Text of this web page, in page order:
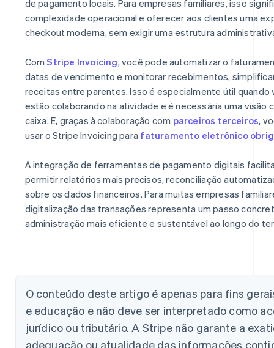
de pagamento locais. Para empresas familiares, isso
complexidade operacional e oferecer aos clientes uma
checkout moderna, sem exigir uma estrutura
ComStripe Invoicing, você pode automatizar o
datas de vencimento e monitorar recebimentos,
receitas entre parentes. Isso é especialmente útil quando
estão colaborando na atividade e é necessária uma visão
caixa. E, graças à colaboração com parceiros terceiros,
usar o Stripe Invoicing para faturamento eletrônico
A integração de ferramentas de pagamento digitais
permitir relatórios mais precisos, reconciliação
sobre os dados financeiros. Para muitas empresas
digitalização das transações representa um passo
administração mais eficiente e sustentável ao longo do
O conteúdo deste artigo é apenas para fins
e educação e não deve ser interpretado como
jurídico ou tributário. A Stripe não garante a
adequação ou atualidade das informações
Alemanha
DeutschEnglish
Austrália
Brasil
Bulgária
English
Canadá